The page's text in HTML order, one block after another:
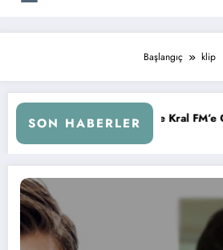
Başlangıç klip
SON HABERLER
ile Kral FM’e Geri Döndü!